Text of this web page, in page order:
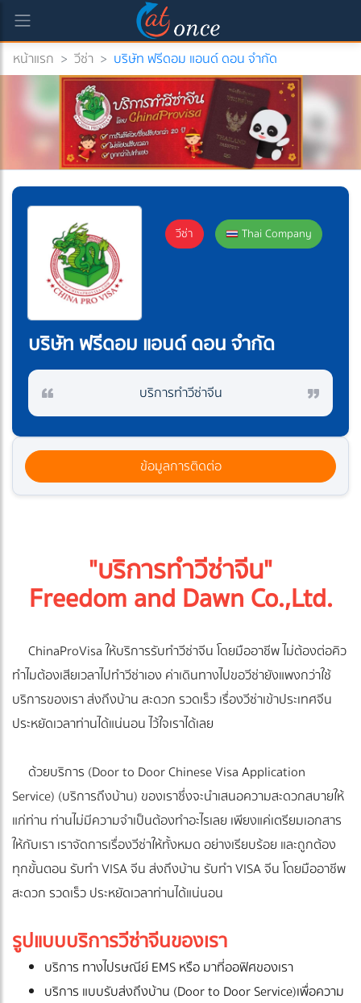
หน้าแรก > วีซ่า > บริษัท ฟรีดอม แอนด์ ดอน จำกัด
วีซ่า Thai Company
บริษัท ฟรีดอม แอนด์ ดอน จำกัด
บริการทำวีซ่าจีน
ข้อมูลการติดต่อ
"บริการทำวีซ่าจีน"
Freedom and Dawn Co.,Ltd.
ChinaProVisa ให้บริการรับทำวีซ่าจีน โดยมืออาชีพ ไม่ต้องต่อคิว
ทำไมต้องเสียเวลาไปทำวีซ่าเอง ค่าเดินทางไปขอวีซ่ายังแพงกว่าใช้
บริการของเรา ส่งถึงบ้าน สะดวก รวดเร็ว เรื่องวีซ่าเข้าประเทศจีน
ประหยัดเวลาท่านได้แน่นอน ไว้ใจเราได้เลย
ด้วยบริการ (Door to Door Chinese Visa Application
Service) (บริการถึงบ้าน) ของเราซึ่งจะนำเสนอความสะดวกสบายให้
แก่ท่าน ท่านไม่มีความจำเป็นต้องทำอะไรเลย เพียงแค่เตรียมเอกสาร
ให้กับเรา เราจัดการเรื่องวีซ่าให้ทั้งหมด อย่างเรียบร้อย และถูกต้อง
ทุกขั้นตอน รับทำ VISA จีน ส่งถึงบ้าน รับทำ VISA จีน โดยมืออาชีพ
สะดวก รวดเร็ว ประหยัดเวลาท่านได้แน่นอน
รูปแบบบริการวีซ่าจีนของเรา
บริการ ทางไปรษณีย์ EMS หรือ มาที่ออฟิศของเรา
บริการ แบบรับส่งถึงบ้าน (Door to Door Service)เพื่อความ